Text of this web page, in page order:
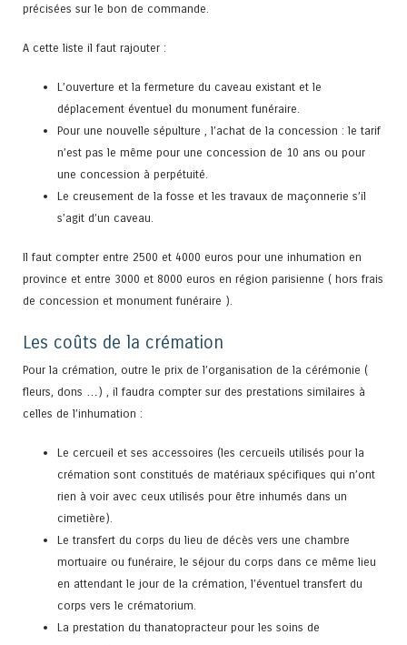
précisées sur le bon de commande.
A cette liste il faut rajouter :
L’ouverture et la fermeture du caveau existant et le
déplacement éventuel du monument funéraire.
Pour une nouvelle sépulture , l’achat de la concession : le tarif
n’est pas le même pour une concession de 10 ans ou pour
une concession à perpétuité.
Le creusement de la fosse et les travaux de maçonnerie s’il
s’agit d’un caveau.
Il faut compter entre 2500 et 4000 euros pour une inhumation en
province et entre 3000 et 8000 euros en région parisienne ( hors frais
de concession et monument funéraire ).
Les coûts de la crémation
Pour la crémation, outre le prix de l’organisation de la cérémonie (
fleurs, dons …) , il faudra compter sur des prestations similaires à
celles de l’inhumation :
Le cercueil et ses accessoires (les cercueils utilisés pour la
crémation sont constitués de matériaux spécifiques qui n’ont
rien à voir avec ceux utilisés pour être inhumés dans un
cimetière).
Le transfert du corps du lieu de décès vers une chambre
mortuaire ou funéraire, le séjour du corps dans ce même lieu
en attendant le jour de la crémation, l’éventuel transfert du
corps vers le crématorium.
La prestation du thanatopracteur pour les soins de